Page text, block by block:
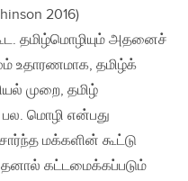
2016)
தமிழ்மொழியும் அதனைச்
உதாரணமாக, தமிழ்க்
முறை, தமிழ்
மொழி என்பது
மக்களின் கூட்டு
கட்டமைக்கப்படும்